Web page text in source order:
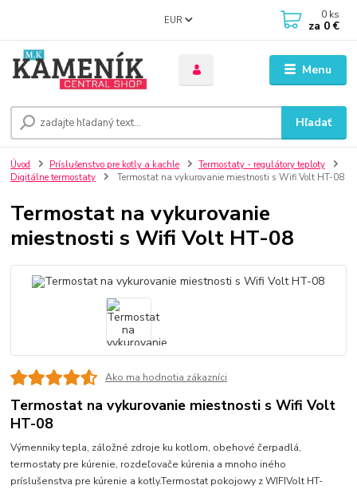
Menu
EUR
Hľadať
0 ks
za 0 €
Úvod Príslušenstvo pre kotly a kachle
Termostaty - regulátory teploty
Digitálne termostaty
Termostat na vykurovanie miestnosti s Wifi Volt HT-08
Termostat na vykurovanie
miestnosti s Wifi Volt HT-08
Ako ma hodnotia zákazníci
Termostat na vykurovanie miestnosti s Wifi Volt
HT-08
Výmenniky tepla, záložné zdroje ku kotlom, obehové čerpadlá,
termostaty pre kúrenie, rozdeľovače kúrenia a mnoho iného
príslušenstva pre kúrenie a kotly.Termostat pokojowy z WIFIVolt HT-